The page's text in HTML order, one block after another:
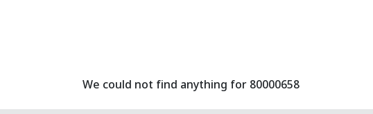
We could not find anything for 80000658